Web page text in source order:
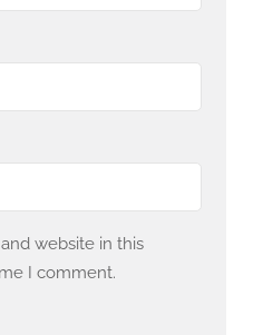
website in this
I comment.